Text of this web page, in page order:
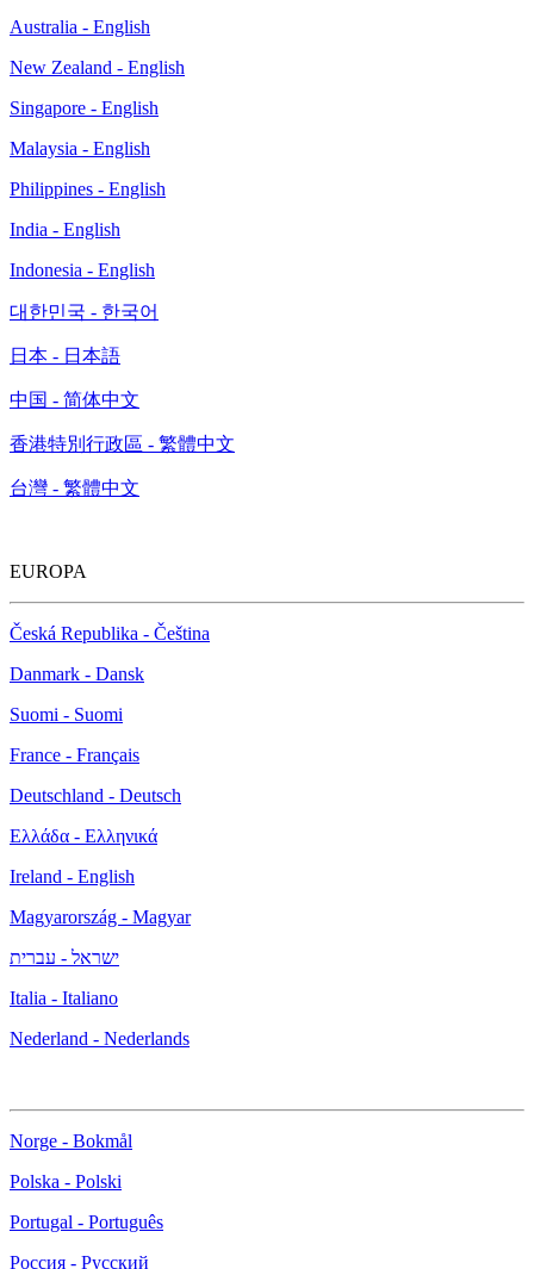
Australia - English
New Zealand - English
Singapore - English
Malaysia - English
Philippines - English
India - English
Indonesia - English
대한민국 - 한국어
日本 - 日本語
中国 - 简体中文
香港特別行政區 - 繁體中文
台灣 - 繁體中文
EUROPA
Česká Republika - Čeština
Danmark - Dansk
Suomi - Suomi
France - Français
Deutschland - Deutsch
Ελλάδα - Ελληνικά
Ireland - English
Magyarország - Magyar
ישראל - עברית
Italia - Italiano
Nederland - Nederlands
Norge - Bokmål
Polska - Polski
Portugal - Português
Россия - Русский